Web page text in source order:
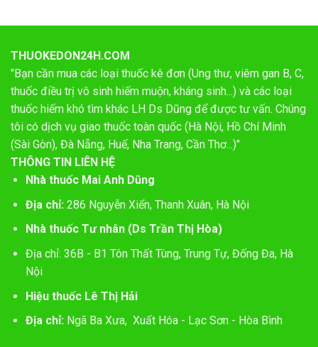
THUOKEDON24H.COM
"Bạn cần mua các loại thuốc kê đơn (Ung thư, viêm gan B, C,
thuốc điều trị vô sinh hiếm muộn, kháng sinh...) và các loại
thuốc hiếm khó tìm khác LH Ds Dũng để được tư vấn. Chúng
tôi có dịch vụ giao thuốc toàn quốc (Hà Nội, Hồ Chí Minh
(Sài Gòn), Đà Nẵng, Huế, Nha Trang, Cần Thơ...)"
THÔNG TIN LIÊN HỆ
Nhà thuốc Mai Anh Dũng
Địa chỉ:286 Nguyễn Xiển, Thanh Xuân, Hà Nội
Nhà thuốc Tư nhân (Ds Trần Thị Hòa)
Địa chỉ: 36B - B1 Tôn Thất Tùng, Trung Tự, Đống Đa, Hà
Nội
Hiệu thuốc Lê Thị Hải
Địa chỉ: Ngã Ba Xưa, Xuất Hóa - Lạc Sơn - Hòa Bình